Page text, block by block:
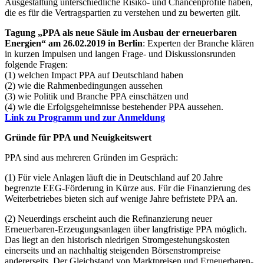
die es für die Vertragspartien zu verstehen und zu bewerten gilt.
Tagung „PPA als neue Säule im Ausbau der erneuerbaren
Energien“ am 26.02.2019 in Berlin: Experten der Branche klären
in kurzen Impulsen und langen Frage- und Diskussionsrunden
folgende Fragen:
(1) welchen Impact PPA auf Deutschland haben
(2) wie die Rahmenbedingungen aussehen
(3) wie Politik und Branche PPA einschätzen und
(4) wie die Erfolgsgeheimnisse bestehender PPA aussehen.
Link zu Programm und zur Anmeldung
Gründe für PPA und Neuigkeitswert
PPA sind aus mehreren Gründen im Gespräch:
(1) Für viele Anlagen läuft die in Deutschland auf 20 Jahre
begrenzte EEG-Förderung in Kürze aus. Für die Finanzierung des
Weiterbetriebes bieten sich auf wenige Jahre befristete PPA an.
(2) Neuerdings erscheint auch die Refinanzierung neuer
Erneuerbaren-Erzeugungsanlagen über langfristige PPA möglich.
Das liegt an den historisch niedrigen Stromgestehungskosten
einerseits und an nachhaltig steigenden Börsenstrompreise
andererseits. Der Gleichstand von Marktpreisen und Erneuerbaren-